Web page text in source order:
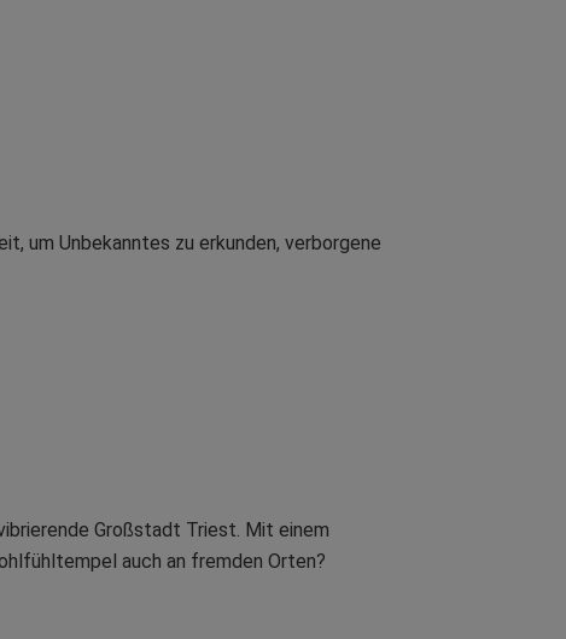
um Unbekanntes zu erkunden, verborgene
Großstadt Triest. Mit einem
auch an fremden Orten?